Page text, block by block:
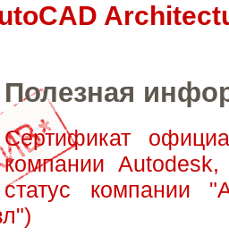
Полезная
Сертификат
компании
статус компании